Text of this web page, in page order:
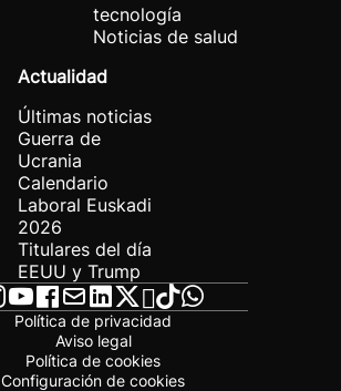
tecnología
Noticias de salud
Actualidad
Últimas noticias
Guerra de
Ucrania
Calendario
Laboral Euskadi
2026
Titulares del día
EEUU y Trump
Política de privacidad
Aviso legal
Política de cookies
Configuración de cookies